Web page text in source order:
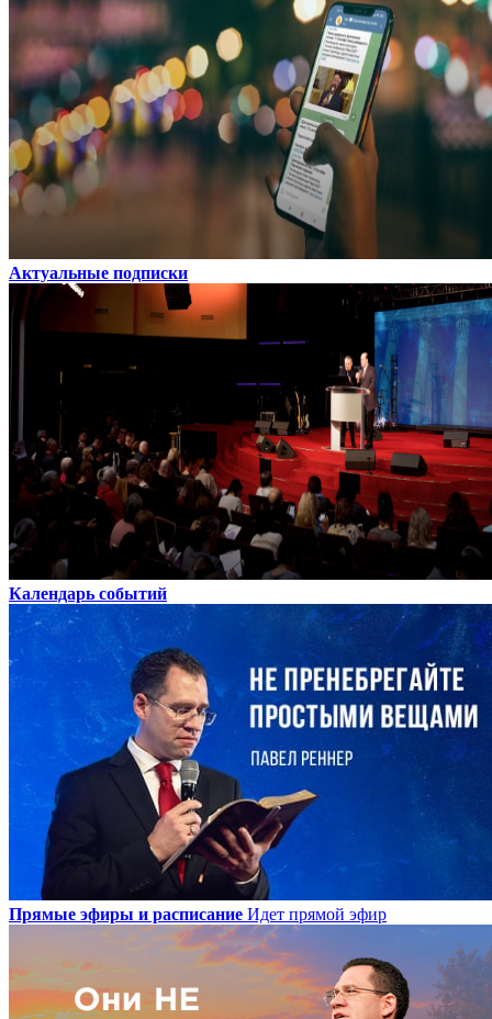
Актуальные подписки
Календарь событий
Прямые эфиры и расписание Идет прямой эфир